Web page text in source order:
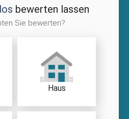
bewerten lassen
Sie bewerten?
Haus